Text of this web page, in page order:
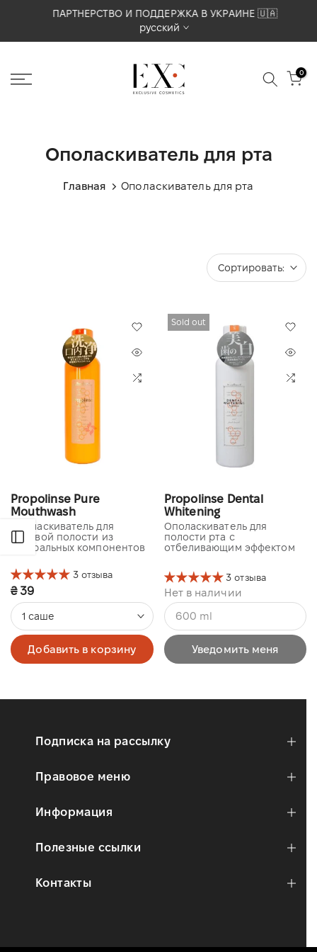
Перейти
содержимому
ПАРТНЕРСТВО И ПОДДЕРЖКА В УКРАИНЕ 🇺🇦
русский
0
Ополаскиватель для рта
Главная Ополаскиватель для рта
Открыть боковую панель
Сортировать:
Sold out
Propolinse Dental
Whitening
Ополаскиватель для
полости рта с
отбеливающим эффектом
3 отзыва
Нет в наличии
600 ml
Уведомить меня
Propolinse Pure
Mouthwash
Ополаскиватель для
ротовой полости из
натуральных компонентов
3 отзыва
₴ 39
1 саше
Добавить в корзину
Подписка на рассылку
Правовое меню
Информация
Полезные ссылки
Контакты